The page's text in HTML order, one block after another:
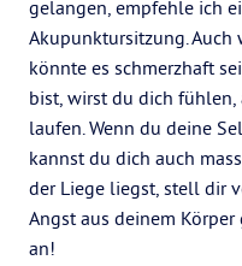
gelangen, empfehle ich
Akupunktursitzung. Auch
könnte es schmerzhaft
bist, wirst du dich fühlen,
laufen. Wenn du deine
kannst du dich auch
der Liege liegst, stell dir
Angst aus deinem
an!